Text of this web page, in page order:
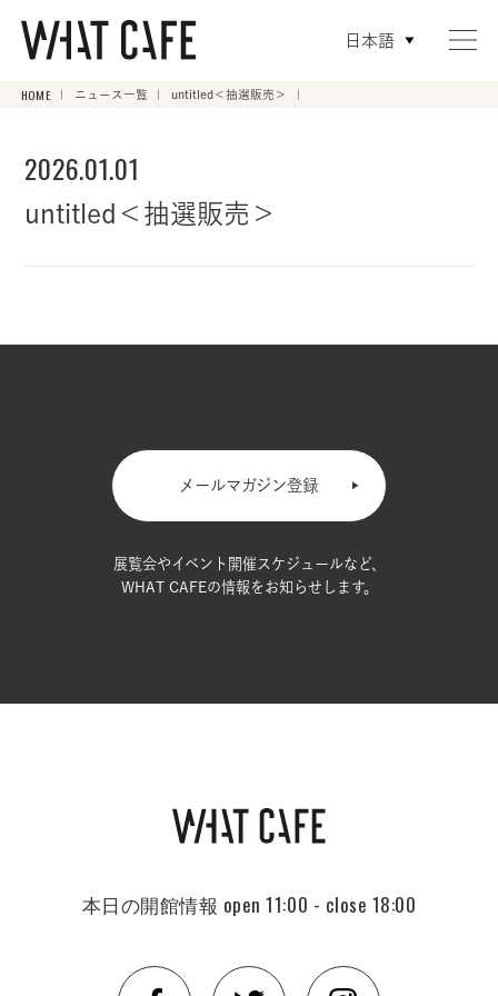
日本語
HOME ニュース一覧 untitled＜抽選販売＞
2026.01.01
untitled＜抽選販売＞
メールマガジン登録
展覧会やイベント開催スケジュールなど、
WHAT CAFEの情報をお知らせします。
本日の開館情報 open 11:00 - close 18:00